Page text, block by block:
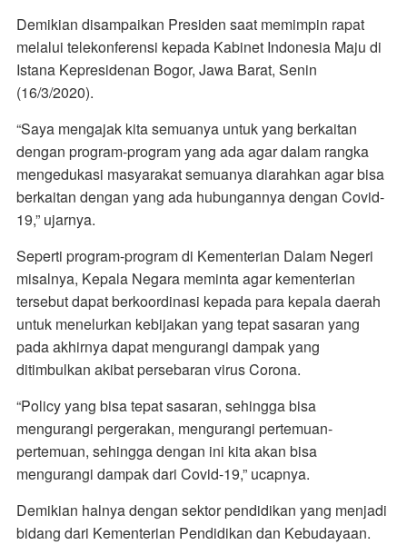
Demikian disampaikan Presiden saat memimpin rapat
melalui telekonferensi kepada Kabinet Indonesia Maju di
Istana Kepresidenan Bogor, Jawa Barat, Senin
(16/3/2020).
“Saya mengajak kita semuanya untuk yang berkaitan
dengan program-program yang ada agar dalam rangka
mengedukasi masyarakat semuanya diarahkan agar bisa
berkaitan dengan yang ada hubungannya dengan Covid-
19,” ujarnya.
Seperti program-program di Kementerian Dalam Negeri
misalnya, Kepala Negara meminta agar kementerian
tersebut dapat berkoordinasi kepada para kepala daerah
untuk menelurkan kebijakan yang tepat sasaran yang
pada akhirnya dapat mengurangi dampak yang
ditimbulkan akibat persebaran virus Corona.
“Policy yang bisa tepat sasaran, sehingga bisa
mengurangi pergerakan, mengurangi pertemuan-
pertemuan, sehingga dengan ini kita akan bisa
mengurangi dampak dari Covid-19,” ucapnya.
Demikian halnya dengan sektor pendidikan yang menjadi
bidang dari Kementerian Pendidikan dan Kebudayaan.